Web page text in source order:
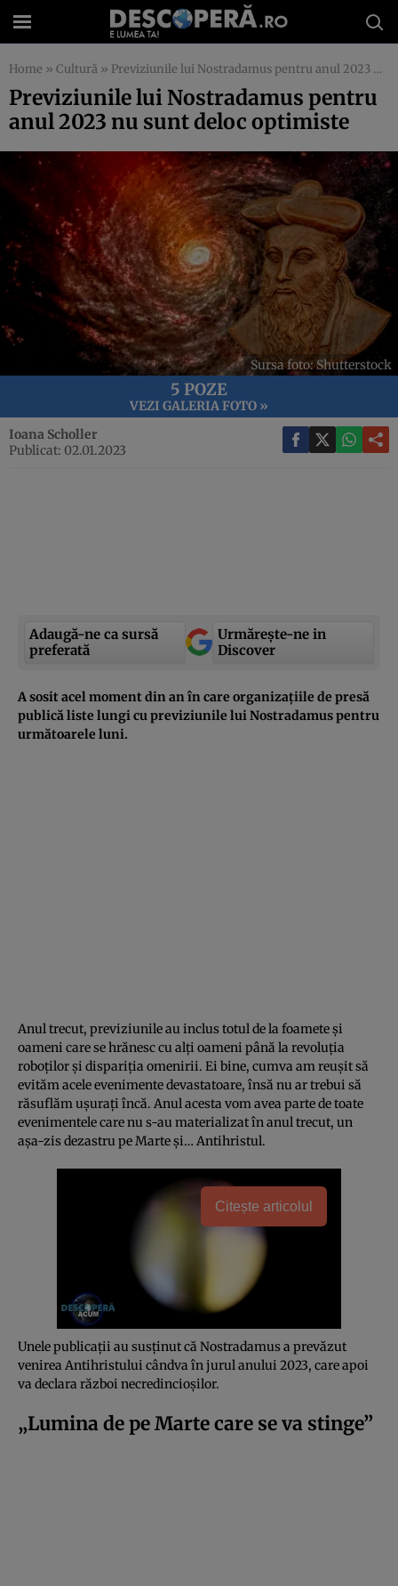
Home » Cultură » Previziunile lui Nostradamus pentru anul 2023 nu sunt deloc optimiste
Previziunile lui Nostradamus pentru
anul 2023 nu sunt deloc optimiste
Sursa foto: Shutterstock
5 POZE
VEZI GALERIA FOTO »
Ioana Scholler
Publicat: 02.01.2023
Adaugă-ne ca sursă
preferată
Urmărește-ne in
Discover
A sosit acel moment din an în care organizațiile de presă
publică liste lungi cu previziunile lui Nostradamus pentru
următoarele luni.
Anul trecut, previziunile au inclus totul de la foamete și
oameni care se hrănesc cu alți oameni până la revoluția
roboților și dispariția omenirii. Ei bine, cumva am reușit să
evităm acele evenimente devastatoare, însă nu ar trebui să
răsuflăm ușurați încă. Anul acesta vom avea parte de toate
evenimentele care nu s-au materializat în anul trecut, un
așa-zis dezastru pe Marte și… Antihristul.
Citește articolul
Unele publicații au susținut că Nostradamus a prevăzut
venirea Antihristului cândva în jurul anului 2023, care apoi
va declara război necredincioșilor.
„Lumina de pe Marte care se va stinge”